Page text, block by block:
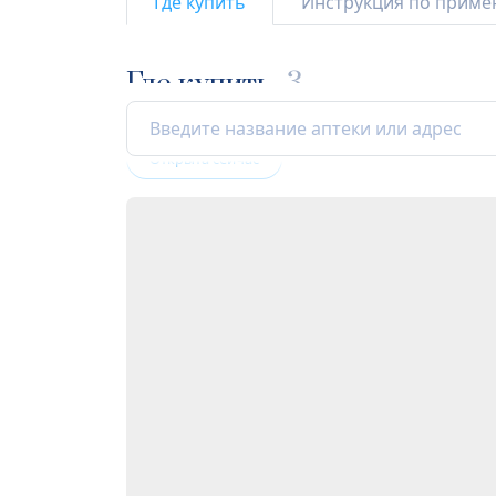
Где купить 3
Открыта сейчас